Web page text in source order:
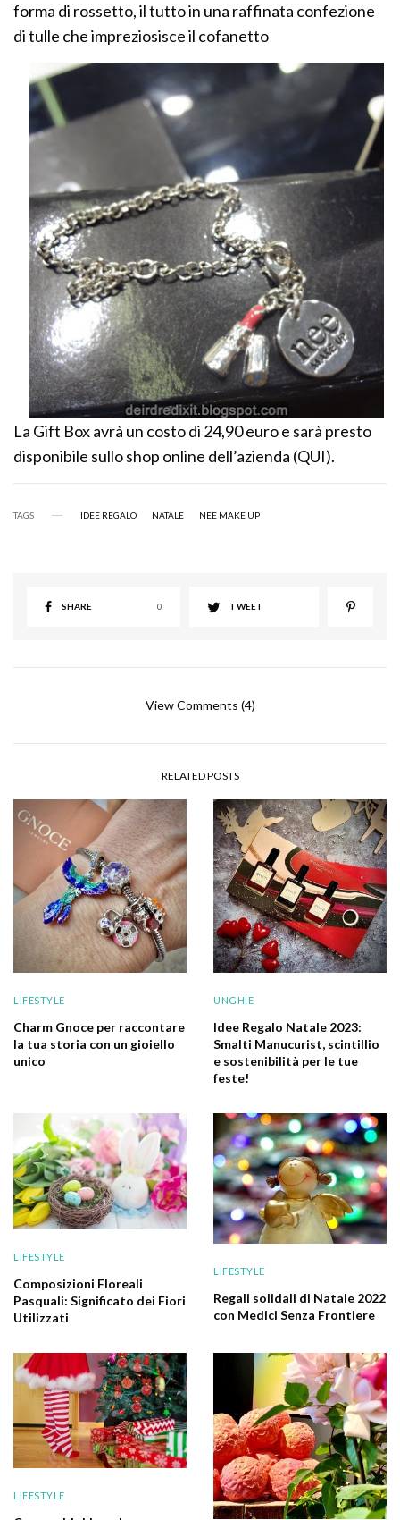
forma di rossetto, il tutto in una raffinata confezione
di tulle che impreziosisce il cofanetto
La Gift Box avrà un costo di 24,90 euro e sarà presto
disponibile sullo shop online dell’azienda (QUI).
TAGS IDEE REGALO NATALE NEE MAKE UP
SHARE 0 TWEET
View Comments (4)
RELATED POSTS
LIFESTYLE
Charm Gnoce per raccontare
la tua storia con un gioiello
unico
UNGHIE
Idee Regalo Natale 2023:
Smalti Manucurist, scintillio
e sostenibilità per le tue
feste!
LIFESTYLE
Composizioni Floreali
Pasquali: Significato dei Fiori
Utilizzati
LIFESTYLE
Regali solidali di Natale 2022
con Medici Senza Frontiere
LIFESTYLE